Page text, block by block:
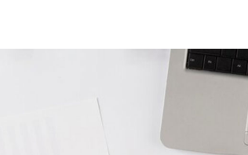
Berantakan